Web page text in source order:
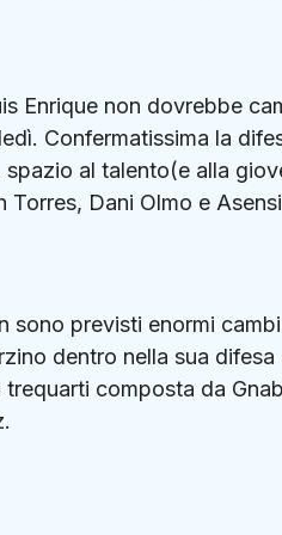
Enrique non dovrebbe
Confermatissima la
al talento(e alla
Torres, Dani Olmo e
sono previsti enormi
dentro nella sua
composta da